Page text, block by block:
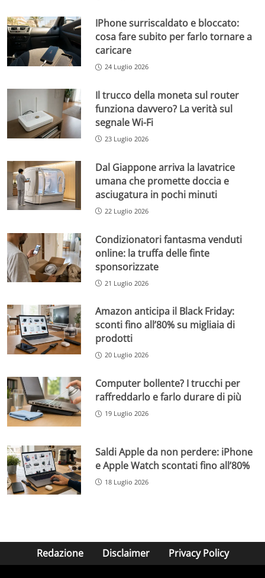
IPhone surriscaldato e bloccato:
cosa fare subito per farlo tornare a
caricare
24 Luglio 2026
Il trucco della moneta sul router
funziona davvero? La verità sul
segnale Wi-Fi
23 Luglio 2026
Dal Giappone arriva la lavatrice
umana che promette doccia e
asciugatura in pochi minuti
22 Luglio 2026
Condizionatori fantasma venduti
online: la truffa delle finte
sponsorizzate
21 Luglio 2026
Amazon anticipa il Black Friday:
sconti fino all’80% su migliaia di
prodotti
20 Luglio 2026
Computer bollente? I trucchi per
raffreddarlo e farlo durare di più
19 Luglio 2026
Saldi Apple da non perdere: iPhone
e Apple Watch scontati fino all’80%
18 Luglio 2026
Redazione Disclaimer Privacy Policy